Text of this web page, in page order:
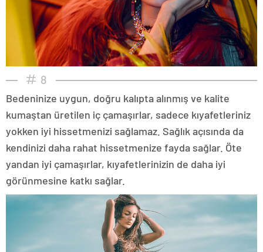
8
Bedeninize uygun, doğru kalıpta alınmış ve kalite
kumaştan üretilen iç çamaşırlar, sadece kıyafetleriniz
yokken iyi hissetmenizi sağlamaz. Sağlık açısında da
kendinizi daha rahat hissetmenize fayda sağlar. Öte
yandan iyi çamaşırlar, kıyafetlerinizin de daha iyi
görünmesine katkı sağlar.